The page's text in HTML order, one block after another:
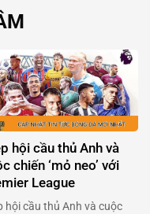
hội cầu thủ Anh và
chiến ‘mỏ neo’ với
League
hội cầu thủ Anh và cuộc